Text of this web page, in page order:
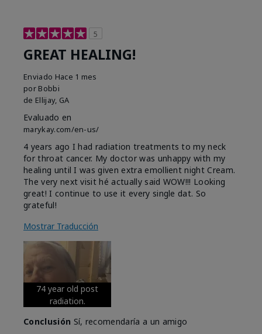
5
GREAT HEALING!
Enviado Hace 1 mes
por Bobbi
de Ellijay, GA
Evaluado en
marykay.com/en-us/
4 years ago I had radiation treatments to my neck
for throat cancer. My doctor was unhappy with my
healing until I was given extra emollient night Cream.
The very next visit hé actually said WOW!!! Looking
great! I continue to use it every single dat. So
grateful!
Mostrar Traducción
74 year old post
radiation.
Conclusión Sí, recomendaría a un amigo